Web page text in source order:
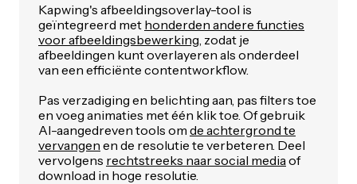
Kapwing's afbeeldingsoverlay-tool is
geïntegreerd met honderden andere functies
voor afbeeldingsbewerking , zodat je
afbeeldingen kunt overlayeren als onderdeel
van een efficiënte contentworkflow.
Pas verzadiging en belichting aan, pas filters toe
en voeg animaties met één klik toe. Of gebruik
AI-aangedreven tools om de achtergrond te
vervangen en de resolutie te verbeteren. Deel
vervolgens rechtstreeks naar social media of
download in hoge resolutie.